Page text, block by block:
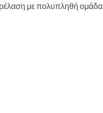
με πολυπληθή ομάδα.